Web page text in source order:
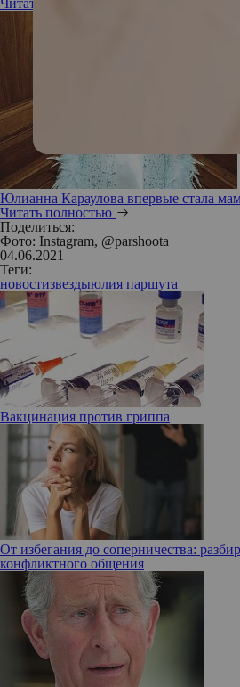
Юлианна Караулова впервые стала
Читать полностью
Поделиться:
Фото: Instagram, @parshoota
04.06.2021
Теги:
новостизвездыюлия паршута
Вакцинация против гриппа
От избегания до соперничества:
конфликтного общения